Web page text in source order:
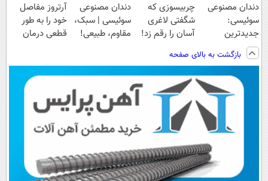
دندان مصنوعی
سوئیسی:
جدیدترین
فناوری اروپا،
سبک و مقاوم |
پرداخت قسطی
چربیسوزی که
شگفتی لاغری
آسان را رقم زد!
دندان مصنوعی
سوئیسی | سبک،
مقاوم، طبیعی!
اقساطی😍
آرتروز مفاصل
خود را به طور
قطعی درمان
بازگشت به بالای صفحه